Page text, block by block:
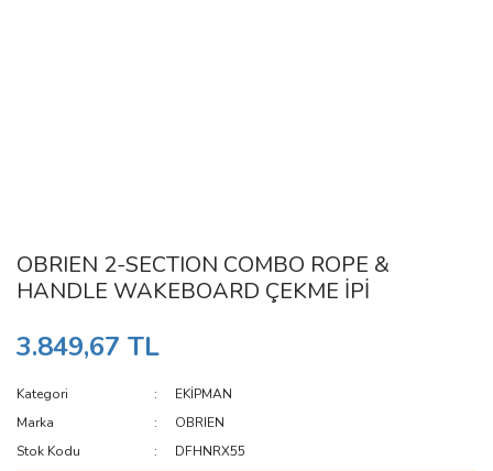
OBRIEN 2-SECTION COMBO ROPE &
HANDLE WAKEBOARD ÇEKME İPİ
3.849,67 TL
Kategori
EKİPMAN
Marka
OBRIEN
Stok Kodu
DFHNRX55